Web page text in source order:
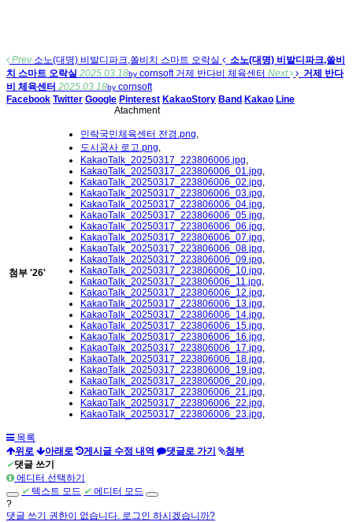
Prev소노(대명) 비발디파크,쏠비치 스마트 오락실
소노(대명) 비발디파크,쏠비
치 스마트 오락실 2025.03.18by cornsoft 거제 반다비 체육센터 Next
거제 반다
비 체육센터 2025.03.18by cornsoft
Facebook Twitter Google Pinterest KakaoStory Band Kakao Line
Atachment
첨부 '26'
민락국민체육센터 전경.png,
도시공사 로고.png,
KakaoTalk_20250317_223806006.jpg,
KakaoTalk_20250317_223806006_01.jpg,
KakaoTalk_20250317_223806006_02.jpg,
KakaoTalk_20250317_223806006_03.jpg,
KakaoTalk_20250317_223806006_04.jpg,
KakaoTalk_20250317_223806006_05.jpg,
KakaoTalk_20250317_223806006_06.jpg,
KakaoTalk_20250317_223806006_07.jpg,
KakaoTalk_20250317_223806006_08.jpg,
KakaoTalk_20250317_223806006_09.jpg,
KakaoTalk_20250317_223806006_10.jpg,
KakaoTalk_20250317_223806006_11.jpg,
KakaoTalk_20250317_223806006_12.jpg,
KakaoTalk_20250317_223806006_13.jpg,
KakaoTalk_20250317_223806006_14.jpg,
KakaoTalk_20250317_223806006_15.jpg,
KakaoTalk_20250317_223806006_16.jpg,
KakaoTalk_20250317_223806006_17.jpg,
KakaoTalk_20250317_223806006_18.jpg,
KakaoTalk_20250317_223806006_19.jpg,
KakaoTalk_20250317_223806006_20.jpg,
KakaoTalk_20250317_223806006_21.jpg,
KakaoTalk_20250317_223806006_22.jpg,
KakaoTalk_20250317_223806006_23.jpg,
목록
위로
아래로 게시글 수정 내역 댓글로 가기
첨부
✔댓글 쓰기
에디터 선택하기
✔ 텍스트 모드 ✔에디터 모드
?
댓글 쓰기 권한이 없습니다. 로그인 하시겠습니까?